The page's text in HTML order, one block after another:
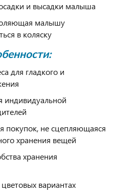
и высадки малыша
малышу
в коляску
для гладкого и
индивидуальной
покупок, не сцепляющаяся
хранения вещей
хранения
вариантах